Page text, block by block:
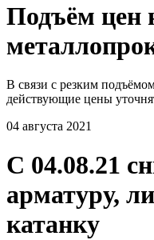
Подъём цен
В связи с резким
действующие цены
04 августа 2021
С 04.08.21
арматуру,
катанку